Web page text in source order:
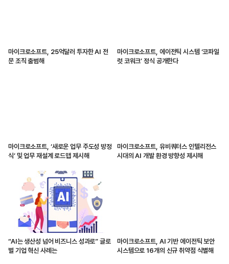
마이크로소프트, 25억달러 투자한 AI 전
문 조직 출범해
마이크로소프트, 에이전틱 시스템 ‘코파일
럿 코워크’ 정식 공개한다
마이크로소프트, ‘새로운 업무 주도성 방정
식’ 및 업무 재설계 로드맵 제시해
마이크로소프트, 유비쿼터스 인텔리전스
시대의 AI 개발 환경 방향성 제시해
“AI는 생산성 넘어 비즈니스 성과로” 글로
벌 기업 혁신 사례는
마이크로소프트, AI 기반 에이전틱 보안
시스템으로 16개의 신규 취약점 식별해